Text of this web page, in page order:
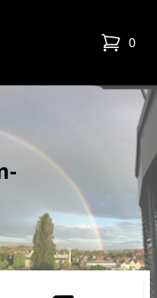
& Sales 0
items